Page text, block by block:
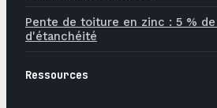
Pente de toiture en zinc : 5 %
d'étanchéité
Ressources